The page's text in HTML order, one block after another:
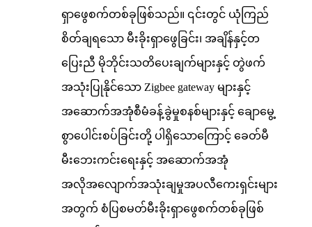
ရှာဖွေစက်တစ်ခုဖြစ်သည်။ ၎င်းတွင် ယုံကြည်
စိတ်ချရသော မီးခိုးရှာဖွေခြင်း၊ အချိန်နှင့်တ
ပြေးညီ မိုဘိုင်းသတိပေးချက်များနှင့် တွဲဖက်
အသုံးပြုနိုင်သော Zigbee gateway များနှင့်
အဆောက်အအုံစီမံခန့်ခွဲမှုစနစ်များနှင့် ချောမွေ့
စွာပေါင်းစပ်ခြင်းတို့ ပါရှိသောကြောင့် ခေတ်မီ
မီးဘေးကင်းရေးနှင့် အဆောက်အအုံ
အလိုအလျောက်အသုံးချမှုအပလီကေးရှင်းများ
အတွက် စံပြစမတ်မီးခိုးရှာဖွေစက်တစ်ခုဖြစ်